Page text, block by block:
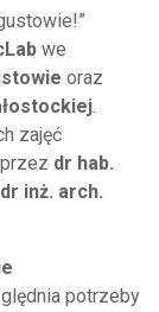
we
oraz
.
zajęć
dr hab.
dr inż. arch.
potrzeby